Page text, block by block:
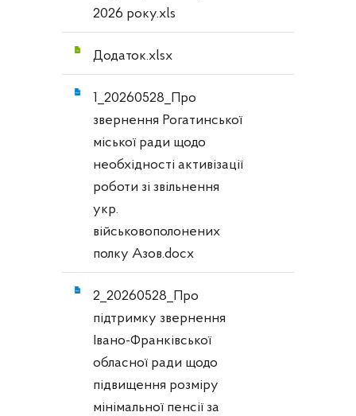
2026 року.xls
Додаток.xlsx
1_20260528_Про
звернення Рогатинської
міської ради щодо
необхідності активізації
роботи зі звільнення
укр.
військовополонених
полку Азов.docx
2_20260528_Про
підтримку звернення
Івано-Франківської
обласної ради щодо
підвищення розміру
мінімальної пенсії за